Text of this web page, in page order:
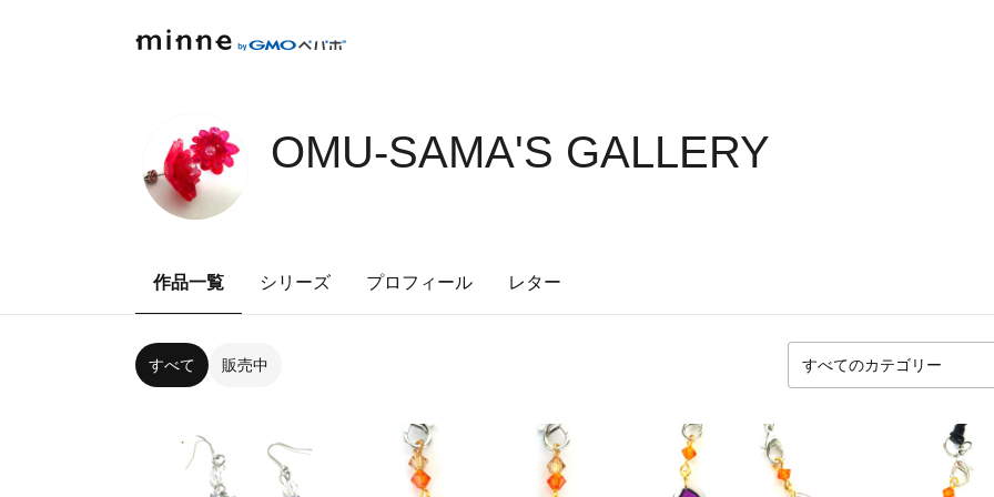
OMU-SAMA'S GALLERY
作品一覧 シリーズ プロフィール レター
すべて 販売中